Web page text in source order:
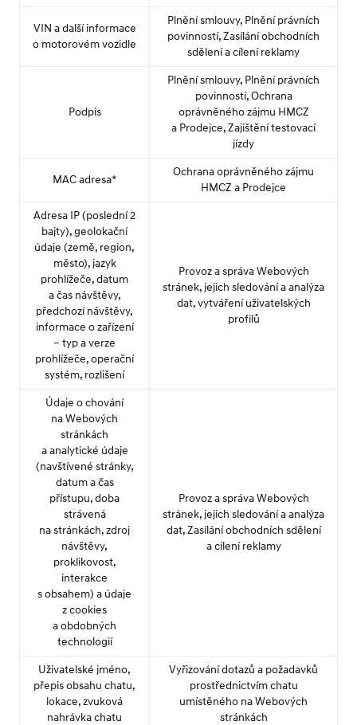
VIN a další informace
o motorovém vozidle
Plnění smlouvy, Plnění právních
povinností, Zasílání obchodních
sdělení a cílení reklamy
Podpis
Plnění smlouvy, Plnění právních
povinností, Ochrana
oprávněného zájmu HMCZ
a Prodejce, Zajištění testovací
jízdy
MAC adresa*
Ochrana oprávněného zájmu
HMCZ a Prodejce
Adresa IP (poslední 2
bajty), geolokační
údaje (země, region,
město), jazyk
prohlížeče, datum
a čas návštěvy,
předchozí návštěvy,
informace o zařízení
– typ a verze
prohlížeče, operační
systém, rozlišení
Provoz a správa Webových
stránek, jejich sledování a analýza
dat, vytváření uživatelských
profilů
Údaje o chování
na Webových
stránkách
a analytické údaje
(navštívené stránky,
datum a čas
přístupu, doba
strávená
na stránkách, zdroj
návštěvy,
proklikovost,
interakce
s obsahem) a údaje
z cookies
a obdobných
technologií
Provoz a správa Webových
stránek, jejich sledování a analýza
dat, Zasílání obchodních sdělení
a cílení reklamy
Uživatelské jméno,
přepis obsahu chatu,
lokace, zvuková
nahrávka chatu
Vyřizování dotazů a požadavků
prostřednictvím chatu
umístěného na Webových
stránkách